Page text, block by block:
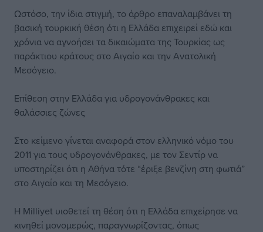
Ωστόσο, την ίδια στιγμή, το άρθρο επαναλαμβάνει τη
βασική τουρκική θέση ότι η Ελλάδα επιχειρεί εδώ και
χρόνια να αγνοήσει τα δικαιώματα της Τουρκίας ως
παράκτιου κράτους στο Αιγαίο και την Ανατολική
Μεσόγειο.
Επίθεση στην Ελλάδα για υδρογονάνθρακες και
θαλάσσιες ζώνες
Στο κείμενο γίνεται αναφορά στον ελληνικό νόμο του
2011 για τους υδρογονάνθρακες, με τον Σεντίρ να
υποστηρίζει ότι η Αθήνα τότε “έριξε βενζίνη στη φωτιά”
στο Αιγαίο και τη Μεσόγειο.
Η Milliyet υιοθετεί τη θέση ότι η Ελλάδα επιχείρησε να
κινηθεί μονομερώς, παραγνωρίζοντας, όπως